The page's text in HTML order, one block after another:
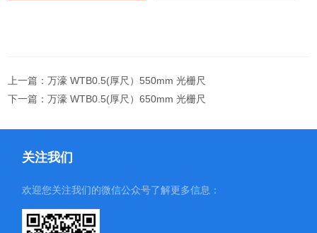
上一篇：万濠 WTB0.5(厚尺）550mm 光栅尺
下一篇：万濠 WTB0.5(厚尺）650mm 光栅尺
关注我们
欢迎您关注我们的微信公众号了解更多信息：